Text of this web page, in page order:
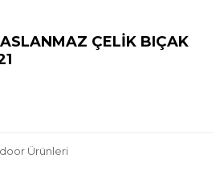
ÇELİK BIÇAK
Ürünleri